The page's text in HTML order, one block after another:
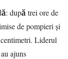
după trei ore de
de pompieri și
Liderul
ajuns